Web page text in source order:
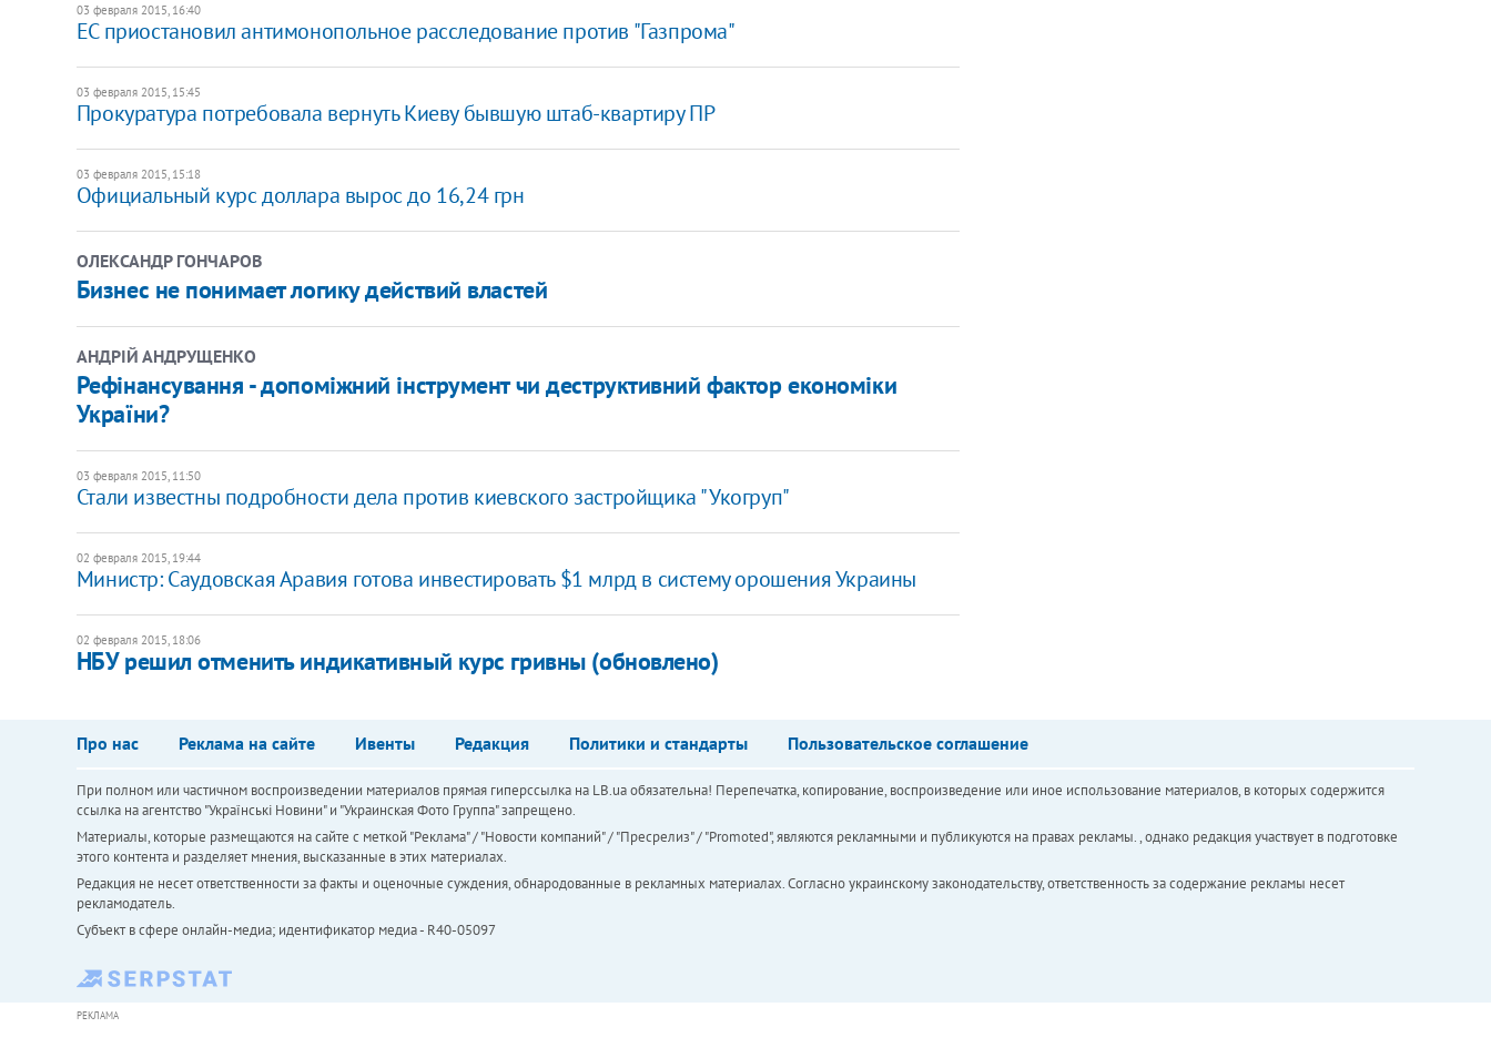
03 февраля 2015, 16:40
ЕС приостановил антимонопольное расследование против "Газпрома"
03 февраля 2015, 15:45
Прокуратура потребовала вернуть Киеву бывшую штаб-квартиру ПР
03 февраля 2015, 15:18
Официальный курс доллара вырос до 16,24 грн
ОЛЕКСАНДР ГОНЧАРОВ
Бизнес не понимает логику действий властей
АНДРІЙ АНДРУЩЕНКО
Рефінансування - допоміжний інструмент чи деструктивний фактор економіки
України?
03 февраля 2015, 11:50
Стали известны подробности дела против киевского застройщика "Укогруп"
02 февраля 2015, 19:44
Министр: Саудовская Аравия готова инвестировать $1 млрд в систему орошения Украины
02 февраля 2015, 18:06
НБУ решил отменить индикативный курс гривны (обновлено)
Про нас Реклама на сайте Ивенты Редакция Политики и стандарты Пользовательское соглашение
При полном или частичном воспроизведении материалов прямая гиперссылка на LB.ua обязательна! Перепечатка, копирование, воспроизведение или иное использование материалов, в которых содержится
ссылка на агентство "Українськi Новини" и "Украинская Фото Группа" запрещено.
Материалы, которые размещаются на сайте с меткой "Реклама" / "Новости компаний" / "Пресрелиз" / "Promoted", являются рекламными и публикуются на правах рекламы. , однако редакция участвует в подготовке
этого контента и разделяет мнения, высказанные в этих материалах.
Редакция не несет ответственности за факты и оценочные суждения, обнародованные в рекламных материалах. Согласно украинскому законодательству, ответственность за содержание рекламы несет
рекламодатель.
Субъект в сфере онлайн-медиа; идентификатор медиа - R40-05097
РЕКЛАМА